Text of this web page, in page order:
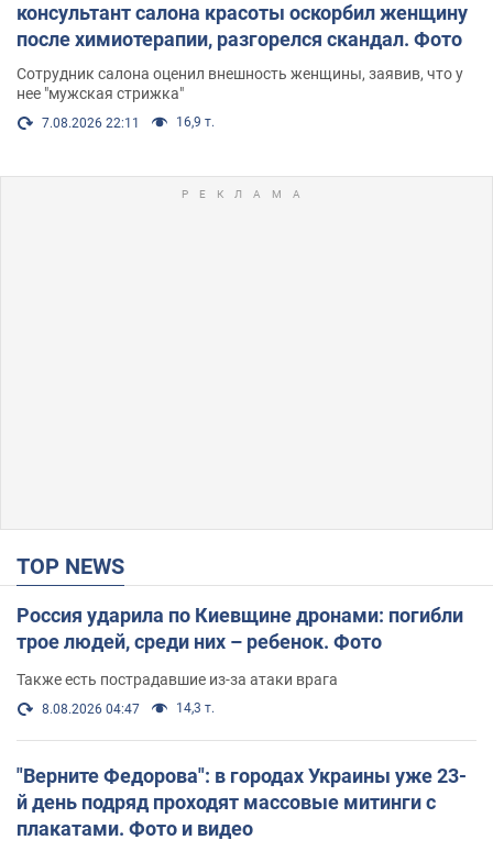
консультант салона красоты оскорбил женщину
после химиотерапии, разгорелся скандал. Фото
Сотрудник салона оценил внешность женщины, заявив, что у
нее "мужская стрижка"
7.08.2026 22:11 16,9 т.
TOP NEWS
Россия ударила по Киевщине дронами: погибли
трое людей, среди них – ребенок. Фото
Также есть пострадавшие из-за атаки врага
8.08.2026 04:47 14,3 т.
"Верните Федорова": в городах Украины уже 23-
й день подряд проходят массовые митинги с
плакатами. Фото и видео